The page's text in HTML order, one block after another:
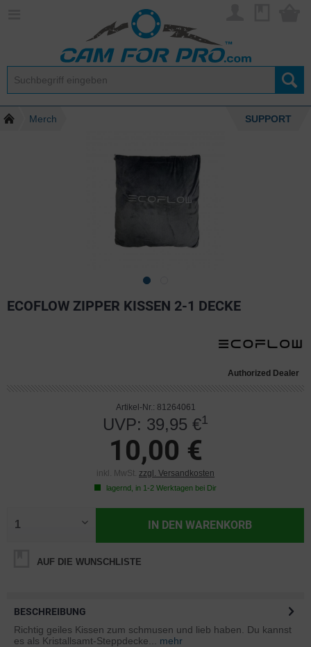
Merch SUPPORT
ECOFLOW ZIPPER KISSEN 2-1 DECKE
Authorized Dealer
Artikel-Nr.: 81264061
UVP: 39,95 €1
10,00 €
inkl. MwSt. zzgl. Versandkosten
lagernd, in 1-2 Werktagen bei Dir
IN DEN WARENKORB
AUF DIE WUNSCHLISTE
BESCHREIBUNG
Richtig geiles Kissen zum schmusen und lieb haben. Du kannst
es als Kristallsamt-Steppdecke...
mehr